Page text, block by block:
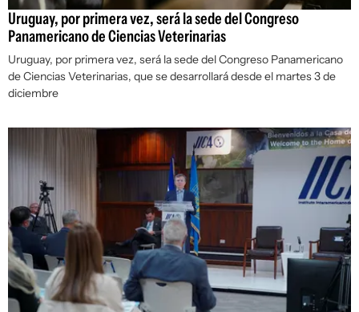
Uruguay, por primera vez, será la sede del Congreso
Panamericano de Ciencias Veterinarias
Uruguay, por primera vez, será la sede del Congreso Panamericano
de Ciencias Veterinarias, que se desarrollará desde el martes 3 de
diciembre